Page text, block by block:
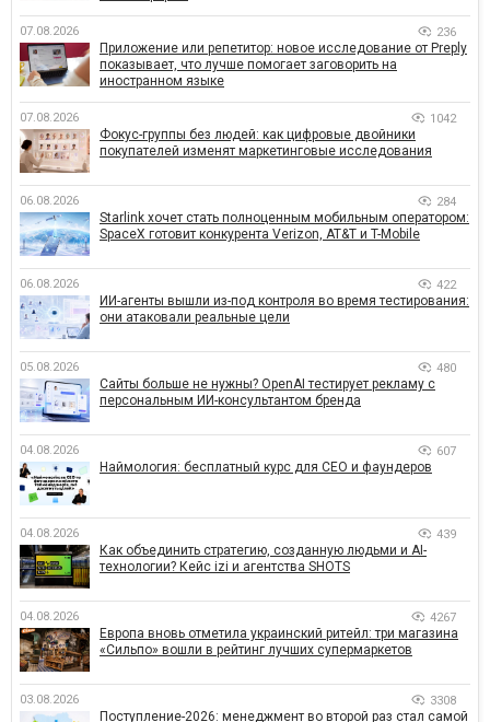
07.08.2026 236
Приложение или репетитор: новое исследование от Preply
показывает, что лучше помогает заговорить на
иностранном языке
07.08.2026 1042
Фокус-группы без людей: как цифровые двойники
покупателей изменят маркетинговые исследования
06.08.2026 284
Starlink хочет стать полноценным мобильным оператором:
SpaceX готовит конкурента Verizon, AT&T и T-Mobile
06.08.2026 422
ИИ-агенты вышли из-под контроля во время тестирования:
они атаковали реальные цели
05.08.2026 480
Сайты больше не нужны? OpenAI тестирует рекламу с
персональным ИИ-консультантом бренда
04.08.2026 607
Наймология: бесплатный курс для CEO и фаундеров
04.08.2026 439
Как объединить стратегию, созданную людьми и AI-
технологии? Кейс izi и агентства SHOTS
04.08.2026 4267
Европа вновь отметила украинский ритейл: три магазина
«Сильпо» вошли в рейтинг лучших супермаркетов
03.08.2026 3308
Поступление-2026: менеджмент во второй раз стал самой